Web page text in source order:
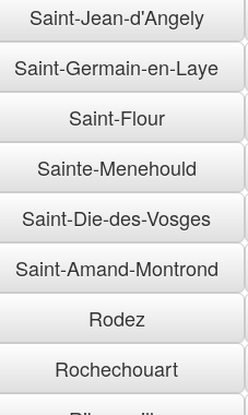
Saint-Jean-d'Angely
Saint-Germain-en-Laye
Saint-Flour
Sainte-Menehould
Saint-Die-des-Vosges
Saint-Amand-Montrond
Rodez
Rochechouart